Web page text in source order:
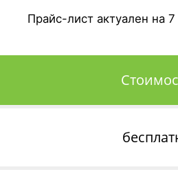
Прайс-лист актуален на 7